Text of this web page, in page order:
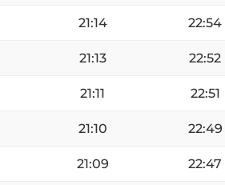
21:14 22:54
21:13 22:52
21:11 22:51
21:10 22:49
21:09 22:47